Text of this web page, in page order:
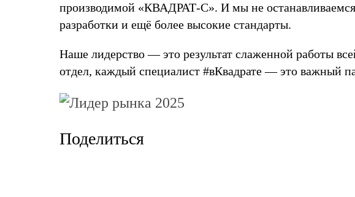
производимой «КВАДРАТ-С». И мы не
разработки и ещё более высокие стандарты.
Наше лидерство — это результат слаженной работы
отдел, каждый специалист #вКвадрате — это важный
Поделиться